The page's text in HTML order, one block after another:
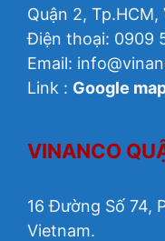
Quận 2, Tp.HCM,
Điện thoại: 0909
Email:
Link : Google
VINANCO
16 Đường Số 74,
Vietnam.